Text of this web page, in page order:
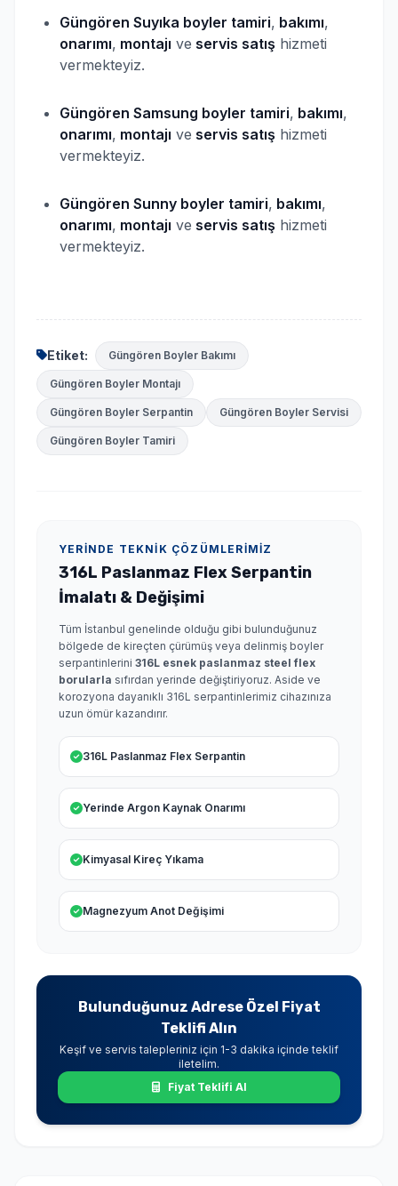
Güngören Suyıka boyler tamiri, bakımı,
onarımı, montajı ve servis satış hizmeti
vermekteyiz.
Güngören Samsung boyler tamiri, bakımı,
onarımı, montajı ve servis satış hizmeti
vermekteyiz.
Güngören Sunny boyler tamiri, bakımı,
onarımı, montajı ve servis satış hizmeti
vermekteyiz.
Etiket: Güngören Boyler Bakımı
Güngören Boyler Montajı
Güngören Boyler Serpantin Güngören Boyler Servisi
Güngören Boyler Tamiri
YERINDE TEKNIK ÇÖZÜMLERIMIZ
316L Paslanmaz Flex Serpantin
İmalatı & Değişimi
Tüm İstanbul genelinde olduğu gibi bulunduğunuz
bölgede de kireçten çürümüş veya delinmiş boyler
serpantinlerini 316L esnek paslanmaz steel flex
borularla sıfırdan yerinde değiştiriyoruz. Aside ve
korozyona dayanıklı 316L serpantinlerimiz cihazınıza
uzun ömür kazandırır.
316L Paslanmaz Flex Serpantin
Yerinde Argon Kaynak Onarımı
Kimyasal Kireç Yıkama
Magnezyum Anot Değişimi
Bulunduğunuz Adrese Özel Fiyat
Teklifi Alın
Keşif ve servis talepleriniz için 1-3 dakika içinde teklif
iletelim.
Fiyat Teklifi Al